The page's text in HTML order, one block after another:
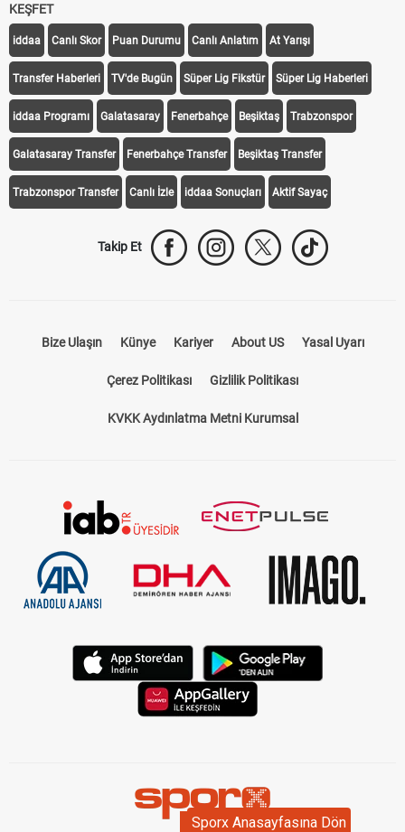
Sporx Anasayfasına Dön
Sporx Anasayfasına Dön
KEŞFET
iddaa Canlı Skor Puan Durumu Canlı Anlatım At Yarışı
Transfer Haberleri TV'de Bugün Süper Lig Fikstür Süper Lig Haberleri
iddaa Programı Galatasaray Fenerbahçe Beşiktaş Trabzonspor
Galatasaray Transfer Fenerbahçe Transfer Beşiktaş Transfer
Trabzonspor Transfer Canlı İzle iddaa Sonuçları Aktif Sayaç
Takip Et
Bize Ulaşın Künye Kariyer About US Yasal Uyarı
Çerez Politikası Gizlilik Politikası
KVKK Aydınlatma Metni Kurumsal